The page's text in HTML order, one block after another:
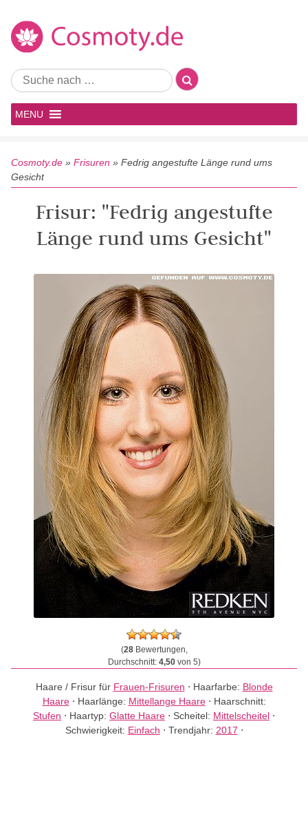
MENU
Cosmoty.de » Frisuren » Fedrig angestufte Länge rund ums
Gesicht
Frisur: "Fedrig angestufte
Länge rund ums Gesicht"
(28Bewertungen,
Durchschnitt: 4,50von 5)
Haare / Frisur für Frauen-Frisuren ⋅ Haarfarbe: Blonde
Haare⋅ Haarlänge: Mittellange Haare⋅ Haarschnitt:
Stufen ⋅ Haartyp: Glatte Haare ⋅ Scheitel: Mittelscheitel ⋅
Schwierigkeit: Einfach ⋅ Trendjahr: 2017 ⋅